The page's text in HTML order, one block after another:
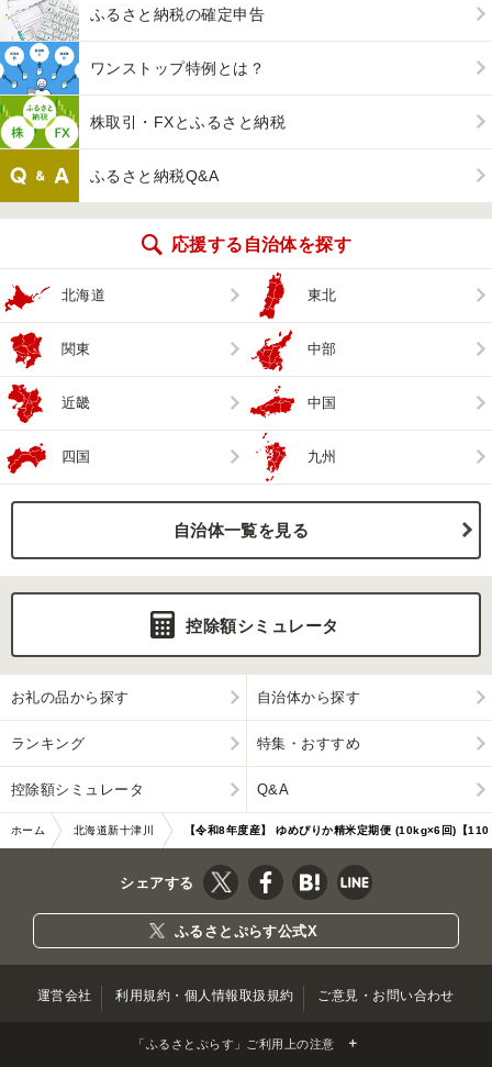
ふるさと納税の確定申告
ワンストップ特例とは？
株取引・FXとふるさと納税
ふるさと納税Q&A
応援する自治体を探す
北海道 東北
関東 中部
近畿 中国
四国 九州
自治体一覧を見る
控除額シミュレータ
お礼の品から探す 自治体から探す
ランキング 特集・おすすめ
控除額シミュレータ Q&A
ホーム 北海道新十津川 【令和8年度産】 ゆめぴりか精米定期便 (10kg×6回)【110
シェアする
ふるさとぷらす公式X
運営会社 利用規約・個人情報取扱規約 ご意見・お問い合わせ
「ふるさとぷらす」ご利用上の注意